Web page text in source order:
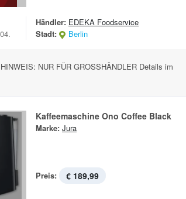
Händler: EDEKA Foodservice
Stadt:
Berlin
HINWEIS: NUR FÜR GROSSHÄNDLER Details im
Kaffeemaschine Ono Coffee Black
Marke: Jura
Preis: € 189,99